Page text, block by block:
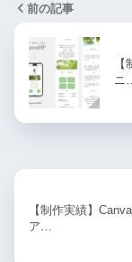
前の記事
ニ…
【制作実績】
ア…